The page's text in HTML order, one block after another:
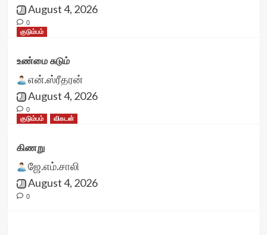
August 4, 2026
0
குடும்பம்
உண்மை சுடும்
என்.ஸ்ரீதரன்
August 4, 2026
0
குடும்பம்
விகடன்
கிணறு
ஜே.எம்.சாலி
August 4, 2026
0